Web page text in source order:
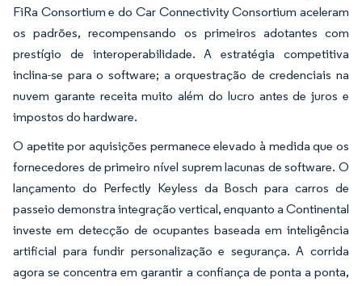
FiRa Consortium e do Car Connectivity Consortium aceleram
os padrões, recompensando os primeiros adotantes com
prestígio de interoperabilidade. A estratégia competitiva
inclina-se para o software; a orquestração de credenciais na
nuvem garante receita muito além do lucro antes de juros e
impostos do hardware.
O apetite por aquisições permanece elevado à medida que os
fornecedores de primeiro nível suprem lacunas de software. O
lançamento do Perfectly Keyless da Bosch para carros de
passeio demonstra integração vertical, enquanto a Continental
investe em detecção de ocupantes baseada em inteligência
artificial para fundir personalização e segurança. A corrida
agora se concentra em garantir a confiança de ponta a ponta,